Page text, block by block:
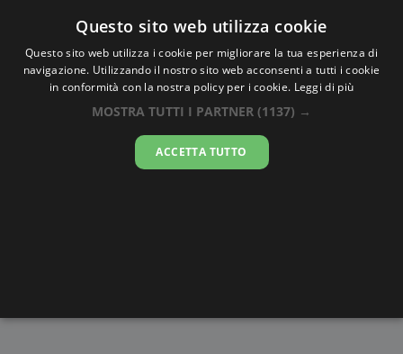
Oraesatta.co
Ora EsattaYonibana
23:40:39
Questo sito web utilizza cookie
Questo sito web utilizza i cookie per migliorare la tua esperienza di
navigazione. Utilizzando il nostro sito web acconsenti a tutti i cookie
in conformità con la nostra policy per i cookie. Leggi di più
MOSTRA TUTTI I PARTNER (1137) →
ACCETTA TUTTO